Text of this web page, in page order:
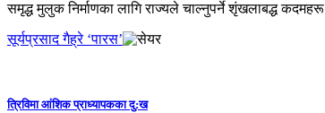
समृद्ध मुलुक निर्माणका लागि राज्यले चाल्नुपर्ने शृंखलाबद्ध कदमहरू
सूर्यप्रसाद गैह्रे ‘पारस’
त्रिविमा आंशिक प्राध्यापकका दु:ख